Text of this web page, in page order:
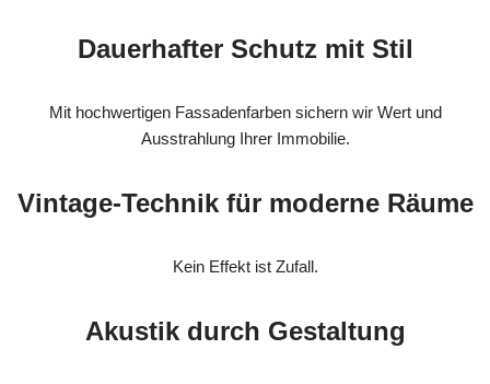
Dauerhafter Schutz mit Stil
Mit hochwertigen Fassadenfarben sichern wir Wert und
Ausstrahlung Ihrer Immobilie.
Vintage-Technik für moderne Räume
Kein Effekt ist Zufall.
Akustik durch Gestaltung